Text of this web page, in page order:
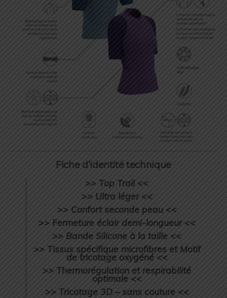
Fiche d’identité technique
>> Top Trail <<
>> Ultra léger <<
>> Confort seconde peau <<
>> Fermeture éclair demi-longueur <<
>> Bande Silicone à la taille <<
>> Tissus spécifique microfibres et Motif
de tricotage oxygéné <<
>> Thermorégulation et respirabilité
optimale <<
>> Tricotage 3D – sans couture <<